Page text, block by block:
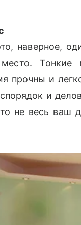
наверное,
прочны и
и
не весь ваш